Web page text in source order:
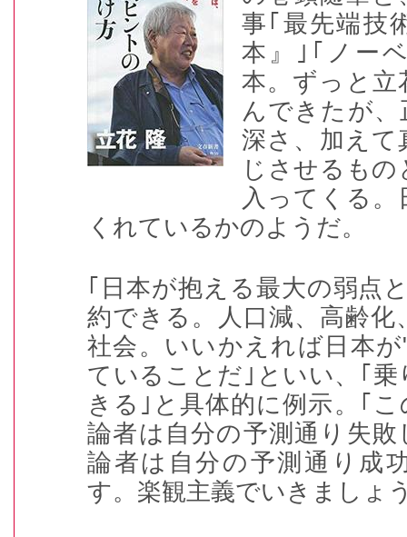
事｢最先端技
本』｣｢ノー
本。ずっと立
んできたが
深さ、加えて
じさせるも
入ってくる
くれているかのようだ。
｢日本が抱える最大の弱点
約できる。人口減、高齢
社会。いいかえれば日本
ていることだ｣といい、｢
きる｣と具体的に例示。｢
論者は自分の予測通り失
論者は自分の予測通り成
す。楽観主義でいきましょ